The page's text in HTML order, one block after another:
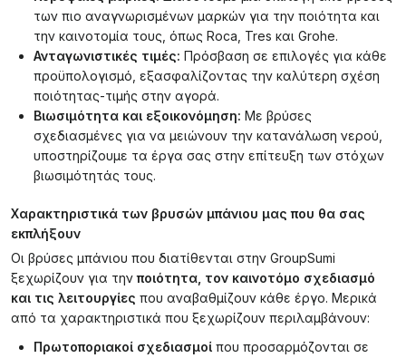
των πιο αναγνωρισμένων μαρκών για την ποιότητα και
την καινοτομία τους, όπως Roca, Tres και Grohe.
Ανταγωνιστικές τιμές: Πρόσβαση σε επιλογές για κάθε
προϋπολογισμό, εξασφαλίζοντας την καλύτερη σχέση
ποιότητας-τιμής στην αγορά.
Βιωσιμότητα και εξοικονόμηση: Με βρύσες
σχεδιασμένες για να μειώνουν την κατανάλωση νερού,
υποστηρίζουμε τα έργα σας στην επίτευξη των στόχων
βιωσιμότητάς τους.
Χαρακτηριστικά των βρυσών μπάνιου μας που θα σας
εκπλήξουν
Οι βρύσες μπάνιου που διατίθενται στην GroupSumi
ξεχωρίζουν για τηνποιότητα, τον καινοτόμο σχεδιασμό
και τις λειτουργίες που αναβαθμίζουν κάθε έργο. Μερικά
από τα χαρακτηριστικά που ξεχωρίζουν περιλαμβάνουν:
Πρωτοποριακοί σχεδιασμοί που προσαρμόζονται σε